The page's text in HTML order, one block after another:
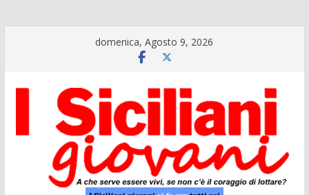
domenica, Agosto 9, 2026